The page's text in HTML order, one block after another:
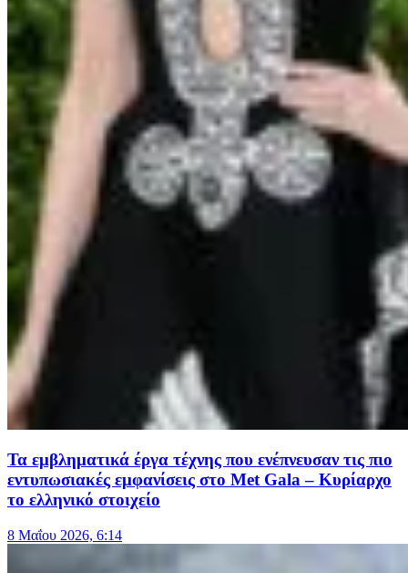
Τα εμβληματικά έργα τέχνης που ενέπνευσαν τις πιο
εντυπωσιακές εμφανίσεις στο Met Gala – Κυρίαρχο
το ελληνικό στοιχείο
8 Μαΐου 2026, 6:14